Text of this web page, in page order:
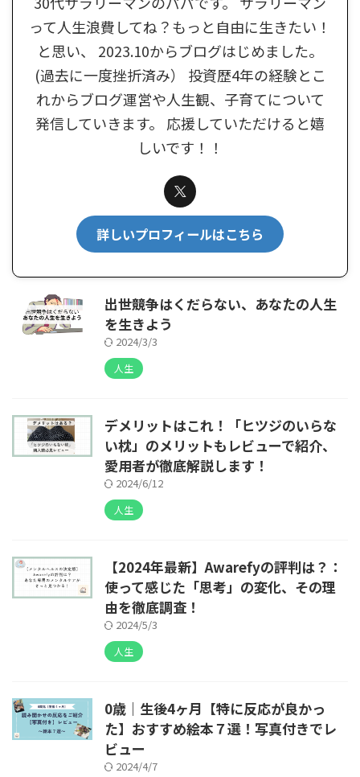
って人生浪費してね？もっと自由に生きたい！
と思い、 2023.10からブログはじめました。
(過去に一度挫折済み） 投資歴4年の経験とこ
れからブログ運営や人生観、子育てについて
発信していきます。 応援していただけると嬉
しいです！！
詳しいプロフィールはこちら
出世競争はくだらない、あなたの人生
を生きよう
2024/3/3
人生
デメリットはこれ！「ヒツジのいらな
い枕」のメリットもレビューで紹介、
愛用者が徹底解説します！
2024/6/12
人生
【2024年最新】Awarefyの評判は？：
使って感じた「思考」の変化、その理
由を徹底調査！
2024/5/3
人生
0歳｜生後4ヶ月【特に反応が良かっ
た】おすすめ絵本７選！写真付きでレ
ビュー
2024/4/7